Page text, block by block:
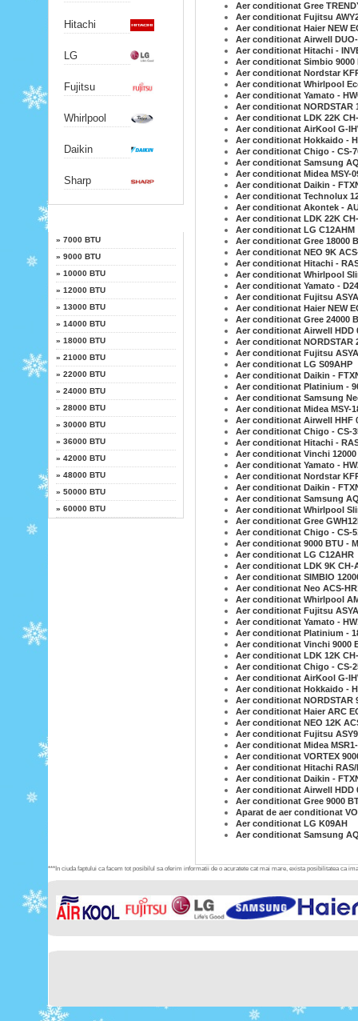
Hitachi
LG
Fujitsu
Whirlpool
Daikin
Sharp
» 7000 BTU
» 9000 BTU
» 10000 BTU
» 12000 BTU
» 13000 BTU
» 14000 BTU
» 18000 BTU
» 21000 BTU
» 22000 BTU
» 24000 BTU
» 28000 BTU
» 30000 BTU
» 36000 BTU
» 42000 BTU
» 48000 BTU
» 50000 BTU
» 60000 BTU
Aer conditionat Gree
Aer conditionat Fujitsu
Aer conditionat Haier NEW
Aer conditionat Airwell DUO-
Aer conditionat Hitachi -
Aer conditionat Simbio 9000
Aer conditionat Nordstar
Aer conditionat Whirlpool
Aer conditionat Yamato -
Aer conditionat NORDSTAR
Aer conditionat LDK 22K
Aer conditionat AirKool G-
Aer conditionat Hokkaido -
Aer conditionat Chigo - CS-
Aer conditionat Samsung
Aer conditionat Midea MSY-
Aer conditionat Daikin -
Aer conditionat Technolux
Aer conditionat Akontek -
Aer conditionat LDK 22K
Aer conditionat LG C12AHM
Aer conditionat Gree 18000
Aer conditionat NEO 9K
Aer conditionat Hitachi -
Aer conditionat Whirlpool
Aer conditionat Yamato - D24
Aer conditionat Fujitsu
Aer conditionat Haier NEW
Aer conditionat Gree 24000
Aer conditionat Airwell HDD
Aer conditionat NORDSTAR
Aer conditionat Fujitsu
Aer conditionat LG S09AHP
Aer conditionat Daikin -
Aer conditionat Platinium -
Aer conditionat Samsung
Aer conditionat Midea MSY-
Aer conditionat Airwell HHF
Aer conditionat Chigo - CS-
Aer conditionat Hitachi -
Aer conditionat Vinchi 12000
Aer conditionat Yamato -
Aer conditionat Nordstar
Aer conditionat Daikin -
Aer conditionat Samsung
Aer conditionat Whirlpool
Aer conditionat Gree
Aer conditionat Chigo - CS-
Aer conditionat 9000 BTU -
Aer conditionat LG C12AHR
Aer conditionat LDK 9K CH-
Aer conditionat SIMBIO
Aer conditionat Neo ACS-
Aer conditionat Whirlpool
Aer conditionat Fujitsu
Aer conditionat Yamato -
Aer conditionat Platinium -
Aer conditionat Vinchi 9000
Aer conditionat LDK 12K
Aer conditionat Chigo - CS-
Aer conditionat AirKool G-
Aer conditionat Hokkaido -
Aer conditionat NORDSTAR
Aer conditionat Haier ARC
Aer conditionat NEO 12K
Aer conditionat Fujitsu
Aer conditionat Midea
Aer conditionat VORTEX
Aer conditionat Hitachi RAS/
Aer conditionat Daikin -
Aer conditionat Airwell HDD
Aer conditionat Gree 9000
Aparat de aer conditionat
Aer conditionat LG K09AH
Aer conditionat Samsung
***In ciuda faptului ca facem tot posibilul sa oferim informatii de o acuratete cat mai mare, exista posibilitatea ca